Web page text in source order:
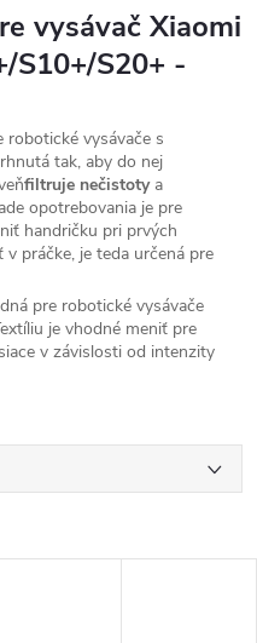
vysávač Xiaomi
S10+/S20+ -
robotické vysávače s
tak, aby do nej
filtruje nečistotya
opotrebovania je pre
handričku pri prvých
v práčke, je teda určená pre
pre robotické vysávače
je vhodné meniť pre
v závislosti od intenzity